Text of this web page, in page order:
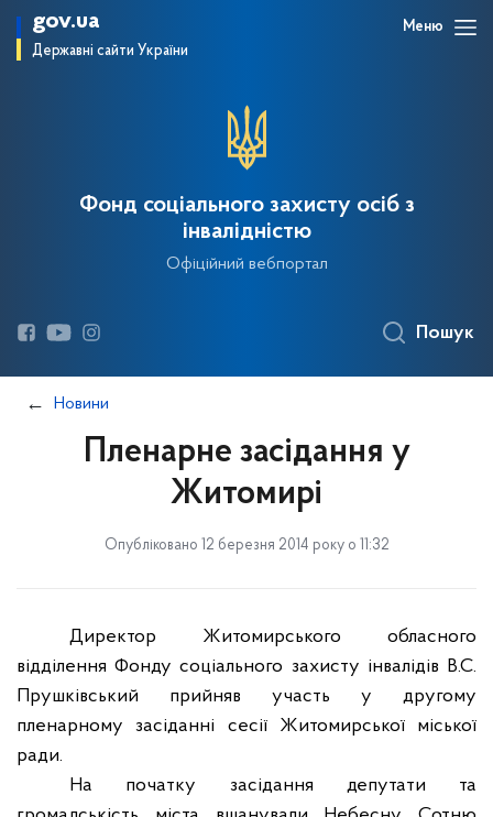
gov.ua
Державні сайти України
Меню
Фонд соціального захисту осіб з
інвалідністю
Офіційний вебпортал
Пошук
Новини
Пленарне засідання у
Житомирі
Опубліковано 12 березня 2014 року о 11:32
Директор Житомирського обласного
відділення Фонду соціального захисту інвалідів В.С.
Прушківський прийняв участь у другому
пленарному засіданні сесії Житомирської міської
ради.
На початку засідання депутати та